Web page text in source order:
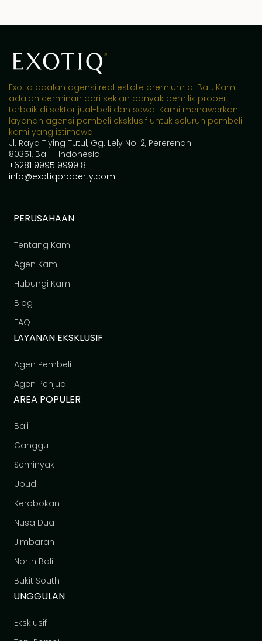
Exotiq adalah agensi real estate premium di Bali. Kami
adalah cerminan dari sekian banyak pemilik properti
terbaik di sektor jual-beli dan sewa. Kami menawarkan
layanan agensi pembeli eksklusif untuk seluruh pembeli
kami yang istimewa.
Jl. Raya Tiying Tutul, Gg. Lely No. 2, Pererenan
80351, Bali - Indonesia
+6281 9995 9999 8
info@exotiqproperty.com
PERUSAHAAN
Tentang Kami
Agen Kami
Hubungi Kami
Blog
FAQ
LAYANAN EKSKLUSIF
Agen Pembeli
Agen Penjual
AREA POPULER
Bali
Canggu
Seminyak
Ubud
Kerobokan
Nusa Dua
Jimbaran
North Bali
Bukit South
UNGGULAN
Eksklusif